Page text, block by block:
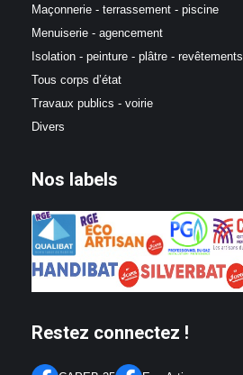
Maçonnerie - terrassement - piscine
Menuiserie - agencement
Isolation - peinture - plâtre - revêtements
Tous corps d’état
Travaux publics - voirie
Divers
Nos labels
Restez connectez !